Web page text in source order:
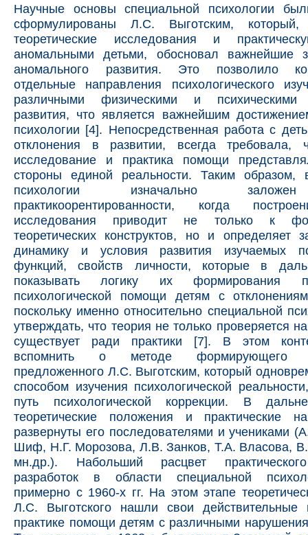
Научные основы специальной психологии
сформулированы Л.С. Выготским,
теоретические исследования и
аномальными детьми, обосновал важнейшие
аномального развития. Это позволило
отдельные направления психологического
различными физическими и психическими
развития, что является важнейшим
психологии [4]. Непосредственная работа с
отклонения в развитии, всегда требовала,
исследование и практика помощи
стороны единой реальности. Таким образом,
психологии изначально
практикоорентированности, когда
исследования приводит не только к
теоретических конструктов, но и определяет
динамику и условия развития изучаемых
функций, свойств личности, которые в
показывать логику их формирования
психологической помощи детям с
поскольку именно относительно специальной
утверждать, что теория не только проверяется
существует ради практики [7]. В этом
вспомнить о методе формирующего
предложенного Л.С. Выготским, который
способом изучения психологической
путь психологической коррекции. В
теоретические положения и практические
развернуты его последователями и учениками
Шиф, Н.Г. Морозова, Л.В. Занков, Т.А. Власова,
мн.др.). Набольший расцвет
разработок в области специальной
примерно с 1960-х гг. На этом этапе
Л.С. Выготского нашли свои
практике помощи детям с различными